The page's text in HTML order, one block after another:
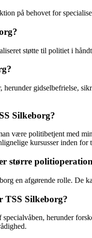
på behovet for
støtte til politiet i
gidselbefrielse,
Silkeborg?
være politibetjent med
kursusser inden
større
en afgørende rolle. De
TSS Silkeborg?
herunder